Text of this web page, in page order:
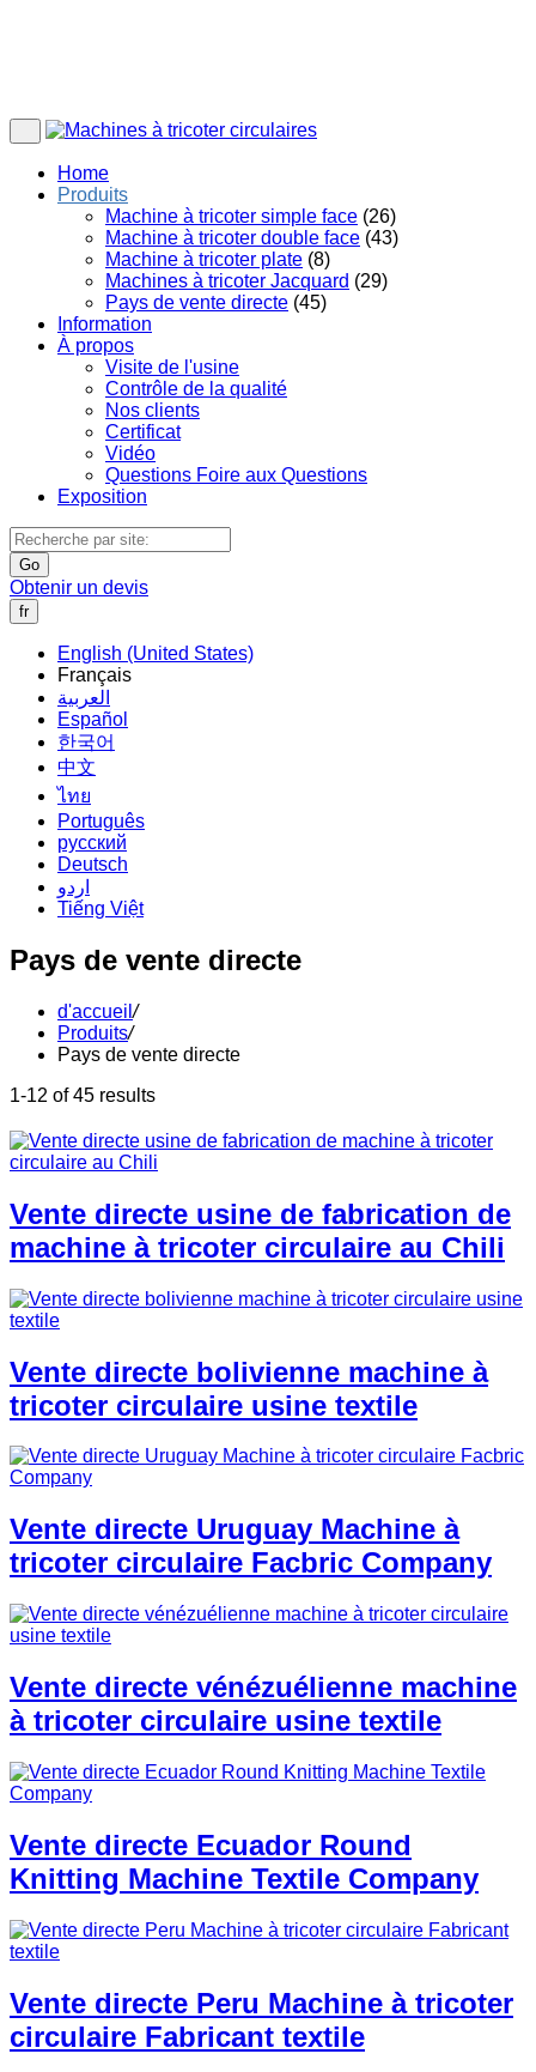
Home
Produits
Machine à tricoter simple face (26)
Machine à tricoter double face (43)
Machine à tricoter plate (8)
Machines à tricoter Jacquard (29)
Pays de vente directe (45)
Information
À propos
Visite de l'usine
Contrôle de la qualité
Nos clients
Certificat
Vidéo
Questions Foire aux Questions
Exposition
Go
Obtenir un devis
fr
English (United States)
Français
العربية
Español
한국어
中文
ไทย
Português
русский
Deutsch
اردو
Tiếng Việt
Pays de vente directe
d'accueil/
Produits/
Pays de vente directe
1-12 of 45 results
Vente directe usine de fabrication de
machine à tricoter circulaire au Chili
Vente directe bolivienne machine à
tricoter circulaire usine textile
Vente directe Uruguay Machine à
tricoter circulaire Facbric Company
Vente directe vénézuélienne machine
à tricoter circulaire usine textile
Vente directe Ecuador Round
Knitting Machine Textile Company
Vente directe Peru Machine à tricoter
circulaire Fabricant textile